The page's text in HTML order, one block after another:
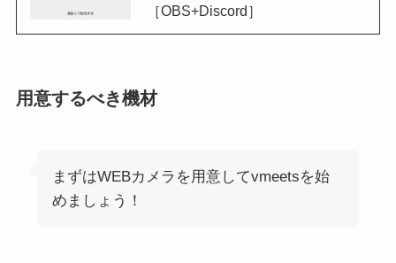
［OBS+Discord］
用意するべき機材
まずはWEBカメラを用意してvmeetsを始
めましょう！